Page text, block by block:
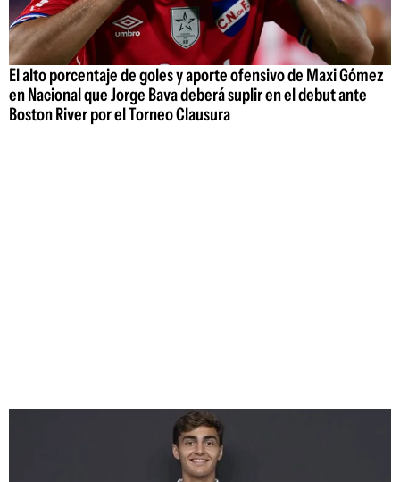
El alto porcentaje de goles y aporte ofensivo de Maxi Gómez
en Nacional que Jorge Bava deberá suplir en el debut ante
Boston River por el Torneo Clausura